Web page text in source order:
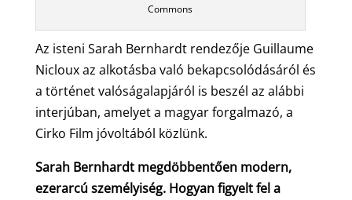
Commons
Az isteni Sarah Bernhardt rendezője Guillaume
Nicloux az alkotásba való bekapcsolódásáról és
a történet valóságalapjáról is beszél az alábbi
interjúban, amelyet a magyar forgalmazó, a
Cirko Film jóvoltából közlünk.
Sarah Bernhardt megdöbbentően modern,
ezerarcú személyiség. Hogyan figyelt fel a